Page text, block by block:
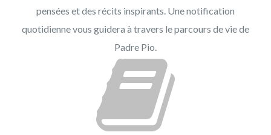
pensées et des récits inspirants. Une notification
quotidienne vous guidera à travers le parcours de vie de
Padre Pio.